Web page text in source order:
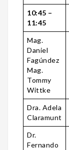
10:45 –
11:45
Mag.
Daniel
Fagúndez
Mag.
Tommy
Wittke
Dra. Adela
Claramunt
Dr.
Fernando